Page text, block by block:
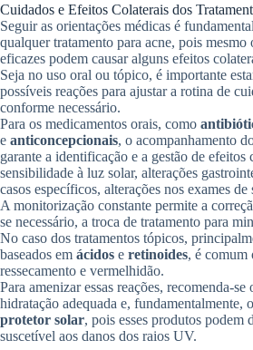
Cuidados e Efeitos Colaterais dos
Seguir as orientações médicas é
qualquer tratamento para acne, pois mesmo
eficazes podem causar alguns efeitos
Seja no uso oral ou tópico, é importante
possíveis reações para ajustar a rotina de
conforme necessário.
Para os medicamentos orais, como
e anticoncepcionais, o acompanhamento
garante a identificação e a gestão de efeitos
sensibilidade à luz solar, alterações
casos específicos, alterações nos exames de
A monitorização constante permite a
se necessário, a troca de tratamento para
No caso dos tratamentos tópicos,
baseados em ácidos e retinoides, é comum
ressecamento e vermelhidão.
Para amenizar essas reações, recomenda-
hidratação adequada e, fundamentalmente,
protetor solar, pois esses produtos podem
suscetível aos danos dos raios UV.